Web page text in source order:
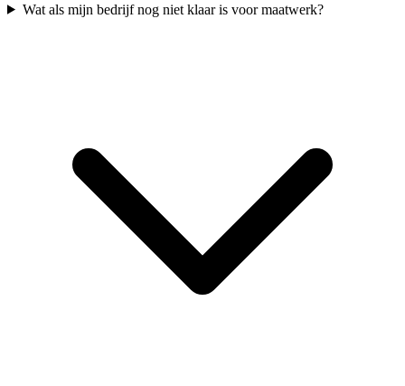
Wat als mijn bedrijf nog niet klaar is voor maatwerk?